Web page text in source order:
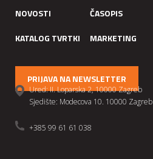
NOVOSTI ČASOPIS
KATALOG TVRTKI
MARKETING
PRIJAVA NA NEWSLETTER
Ured: II. Loparska 2, 10000 Zagreb
Sjedište: Modecova 10. 10000 Zagreb
+385 99 61 61 038